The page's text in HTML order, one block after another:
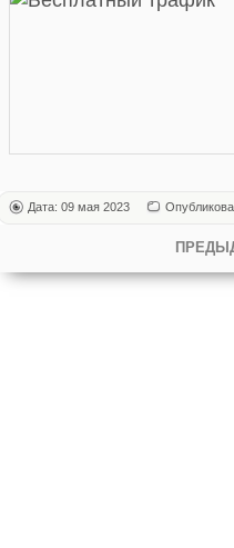
Дата: 09 мая 2023